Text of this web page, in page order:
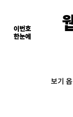
이번호
한눈에
보기